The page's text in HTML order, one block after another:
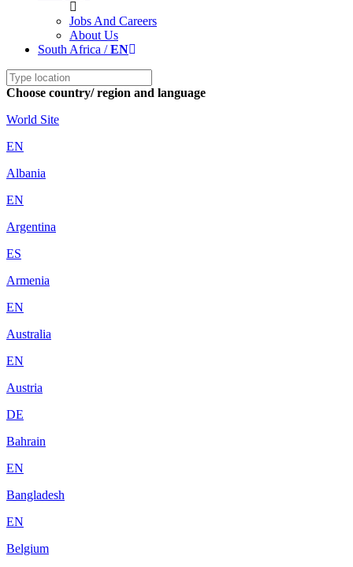
Jobs And Careers
About Us
South Africa /EN
Choose country/ region and language
World Site
EN
Albania
EN
Argentina
ES
Armenia
EN
Australia
EN
Austria
DE
Bahrain
EN
Bangladesh
EN
Belgium